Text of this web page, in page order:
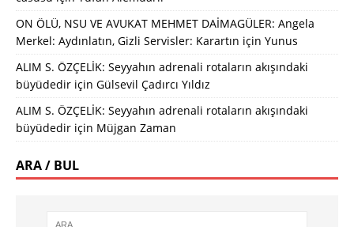
ON ÖLÜ, NSU VE AVUKAT MEHMET DAİMAGÜLER: Angela
Merkel: Aydınlatın, Gizli Servisler: Karartın için Yunus
ALIM S. ÖZÇELİK: Seyyahın adrenali rotaların akışındaki
büyüdedir için Gülsevil Çadırcı Yıldız
ALIM S. ÖZÇELİK: Seyyahın adrenali rotaların akışındaki
büyüdedir için Müjgan Zaman
ARA / BUL